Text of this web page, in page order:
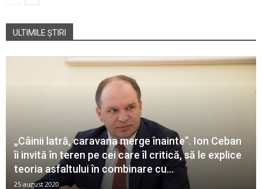
ULTIMILE ȘTIRI
„Câinii latră, caravana merge înainte”. Ion Ceban
îi invită în teren pe cei care îl critică, să le explice
teoria asfaltului în combinare cu...
25 august 2020